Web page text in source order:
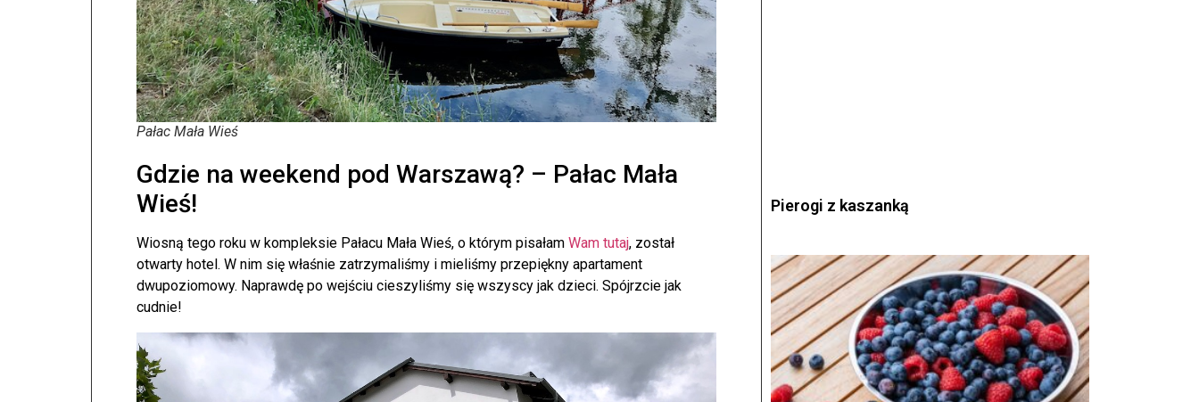
Pałac Mała Wieś
Gdzie na weekend pod Warszawą? – Pałac Mała
Wieś!
Wiosną tego roku w kompleksie Pałacu Mała Wieś, o którym pisałam Wam tutaj, został
otwarty hotel. W nim się właśnie zatrzymaliśmy i mieliśmy przepiękny apartament
dwupoziomowy. Naprawdę po wejściu cieszyliśmy się wszyscy jak dzieci. Spójrzcie jak
cudnie!
Pierogi z kaszanką